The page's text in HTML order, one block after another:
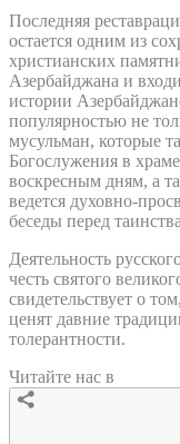
Последняя
остается одним из
христианских
Азербайджана и
истории
популярностью не
мусульман, которые
Богослужения в
воскресным дням, а
ведется духовно-
беседы перед
Деятельность
честь святого
свидетельствует о
ценят давние
толерантности.
Читайте нас в